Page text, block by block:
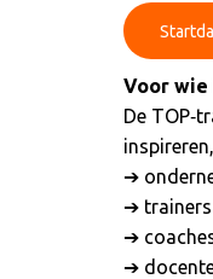
Voor wie
De
➔
➔
➔
➔